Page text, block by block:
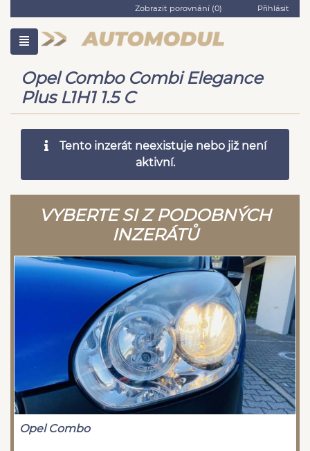
Zobrazit porovnání (0) Přihlásit
Opel Combo Combi Elegance
Plus L1H1 1.5 C
Tento inzerát neexistuje nebo již není
aktivní.
VYBERTE SI Z PODOBNÝCH
INZERÁTŮ
Opel Combo